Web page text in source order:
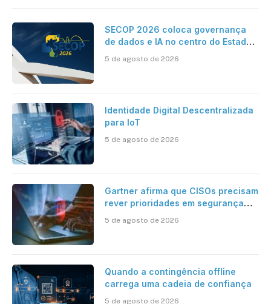
SECOP 2026 coloca governança
de dados e IA no centro do Estado
5 de agosto de 2026
Identidade Digital Descentralizada
para IoT
5 de agosto de 2026
Gartner afirma que CISOs precisam
rever prioridades em segurança
desafios impostos pela Inteligência
5 de agosto de 2026
Quando a contingência offline
carrega uma cadeia de confiança
5 de agosto de 2026